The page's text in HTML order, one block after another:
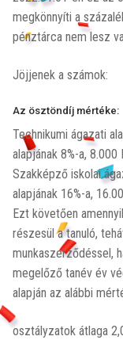
megkönnyíti a
pénztárca nem lesz
Jöjjenek a számok:
Az ösztöndíj mértéke:
Technikumi ágazati
alapjának 8%-a, 8.000
Szakképző iskolai
alapjának 16%-a,
Ezt követően
részesül a tanuló,
munkaszerződéssel,
megelőző tanév év
alapján az alábbi
osztályzatok átlaga